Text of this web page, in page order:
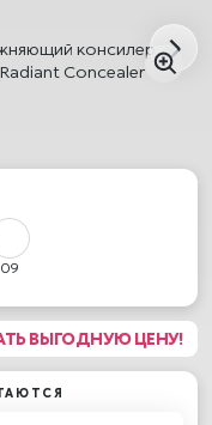
09
ВЫГОДНУЮ ЦЕНУ!